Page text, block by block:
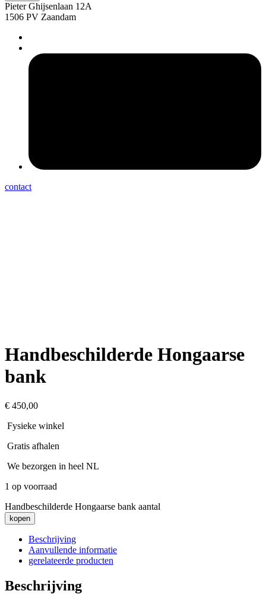
Pieter Ghijsenlaan 12A
1506 PV Zaandam
contact
Handbeschilderde Hongaarse
bank
€ 450,00
Fysieke winkel
Gratis afhalen
We bezorgen in heel NL
1 op voorraad
Handbeschilderde Hongaarse bank aantal
kopen
Beschrijving
Aanvullende informatie
gerelateerde producten
Beschrijving